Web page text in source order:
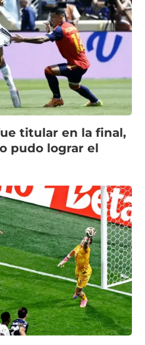
titular en la final,
pudo lograr el